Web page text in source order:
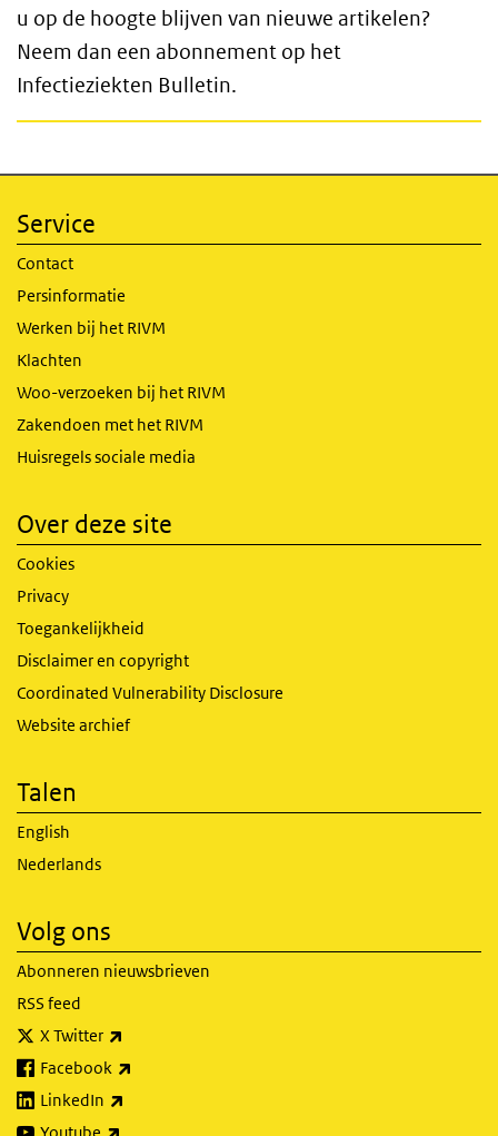
u op de hoogte blijven van nieuwe artikelen?
Neem dan een abonnement op het
Infectieziekten Bulletin.
Service
Contact
Persinformatie
Werken bij het RIVM
Klachten
Woo-verzoeken bij het RIVM
Zakendoen met het RIVM
Huisregels sociale media
Over deze site
Cookies
Privacy
Toegankelijkheid
Disclaimer en copyright
Coordinated Vulnerability Disclosure
Website archief
Talen
English
Nederlands
Volg ons
Abonneren nieuwsbrieven
RSS feed
X Twitter
Facebook
LinkedIn